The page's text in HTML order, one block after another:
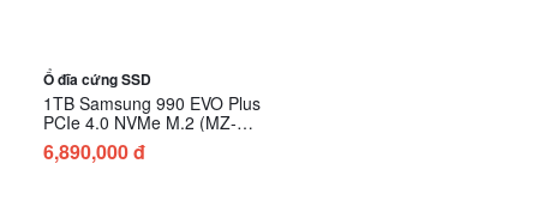
Ổ đĩa cứng SSD
1TB Samsung 990 EVO Plus
PCIe 4.0 NVMe M.2 (MZ-
V9S1T0BW)
6,890,000 đ